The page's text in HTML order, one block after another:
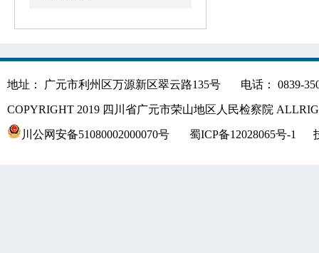
地址： 广元市利州区万源新区翠云路135号 电话： 0839-
COPYRIGHT 2019 四川省广元市荣山地区人民检察院
川公网安备51080002000070号 蜀ICP备12028065号-1